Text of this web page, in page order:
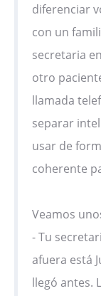
diferenciar
con un
secretaria
otro
llamada
separar
usar de
coherente
Veamos
- Tu
afuera está
llegó antes.